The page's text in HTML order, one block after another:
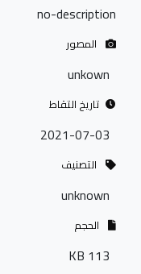
no-description
المصور
unkown
تاريخ التقاط
2021-07-03
التصنيف
unknown
الحجم
113 KB